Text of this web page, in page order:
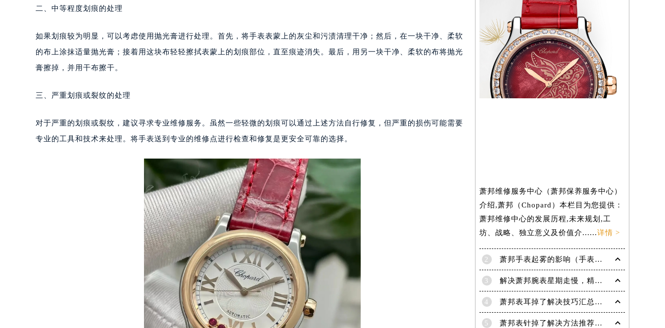
重庆市江北区观音桥步行街2号融恒时代广场写字楼9层902室（需提前预约）
郑州市二七区铭功路10号华润大厦写字楼29层2905室（需提前预约）
太原市迎泽区解放路15号亨得利名表服务中心（品牌授权店）3层整层（需提前预约）
沈阳市沈河区中街路83号亨得利名表服务中心（品牌授权店）1层整层（需提前预约）
温州市鹿城区锦绣路1067号置信广场10层1015室（需提前预约）
大连市中山区人民路15号国际金融大厦7层G室（需提前预约）
佛山市禅城区季华五路57号万科金融中心C座12层1205室（需提前预约）
东莞市东城街道鸿福东路1号民盈国贸中心T1写字楼9层907室（需提前预约）
无锡市梁溪区人民中路139号恒隆广场写字楼1座11层1104室（需提前预约）
南通市崇川区工农路57号圆融广场写字楼16层1603室（需提前预约）
苏州市苏州工业园区星港街199号苏州中心办公楼C座22层08室（需提前预约）
武汉市江汉区解放大道686号世界贸易大厦38层09室（需提前预约）
南宁市青秀区金湖路59号地王大厦12楼1224室（需提前预约）
合肥市蜀山区潜山路111号万象城华润大厦B座12楼03室（需提前预约）
泉州市丰泽区宝洲路729号浦西万达中心写字楼A座7楼709室（需提前预约）
青岛市南区山东路6号华润大厦B座22层04室（需提前预约）
烟台市芝罘区胜利路139号万达金融中心A座907室（需提前预约）
长春市朝阳区西安大路727号中银大厦A座(旺进大厦)18层09室（需提前预约）
贵阳市南明区都司高架桥路33号亨特国际金融中心14楼14D（需提前预约）
昆明市盘龙区北京路928号同德昆明广场写字楼10层06室（需提前预约）
二、中等程度划痕的处理
如果划痕较为明显，可以考虑使用抛光膏进行处理。首先，将手表表蒙上的灰尘和污渍清理干净；然后，在一块干净、柔软
的布上涂抹适量抛光膏；接着用这块布轻轻擦拭表蒙上的划痕部位，直至痕迹消失。最后，用另一块干净、柔软的布将抛光
膏擦掉，并用干布擦干。
三、严重划痕或裂纹的处理
对于严重的划痕或裂纹，建议寻求专业维修服务。虽然一些轻微的划痕可以通过上述方法自行修复，但严重的损伤可能需要
专业的工具和技术来处理。将手表送到专业的维修点进行检查和修复是更安全可靠的选择。
萧邦维修服务中心（萧邦保养服务中心）
介绍,萧邦（Chopard）本栏目为您提供：
萧邦维修中心的发展历程,未来规划,工
坊、战略、独立意义及价值介......详情 >
2 萧邦手表起雾的影响（手表起雾维护建议）
3 解决萧邦腕表星期走慢，精准调校秘籍在这里
4 萧邦表耳掉了解决技巧汇总（轻松修复爱表的小妙招）
5 萧邦表针掉了解决方法推荐（轻松修复你的爱表）